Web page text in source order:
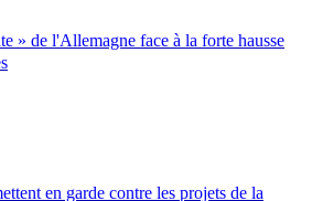
» de l'Allemagne face à la forte hausse
en garde contre les projets de la